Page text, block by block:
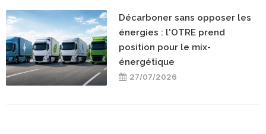
Décarboner sans opposer les
énergies : l'OTRE prend
position pour le mix-
énergétique
27/07/2026